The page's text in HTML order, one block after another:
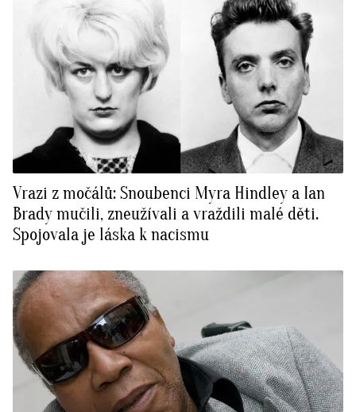
Vrazi z močálů: Snoubenci Myra Hindley a Ian
Brady mučili, zneužívali a vraždili malé děti.
Spojovala je láska k nacismu